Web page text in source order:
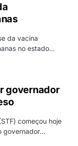
da vacina
no estado…
governador
começou hoje
governador…